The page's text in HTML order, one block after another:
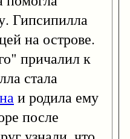
Гипсипилла
на острове.
причалил к
стала
и родила ему
после